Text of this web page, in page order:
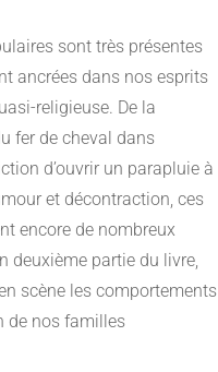
sont très présentes
ancrées dans nos esprits
religieuse. De la
fer de cheval dans
d’ouvrir un parapluie à
et décontraction, ces
encore de nombreux
deuxième partie du livre,
scène les comportements
de nos familles